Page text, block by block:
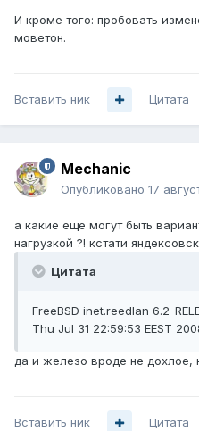
И кроме того: пробовать
моветон.
Вставить ник Цитата
Mechanic
Опубликовано 17
а какие еще могут быть
нагрузкой ?! кстати
Цитата
FreeBSD inet.reedlan 6.2-
Thu Jul 31 22:59:53 EEST
да и железо вроде не дохлое,
Вставить ник Цитата